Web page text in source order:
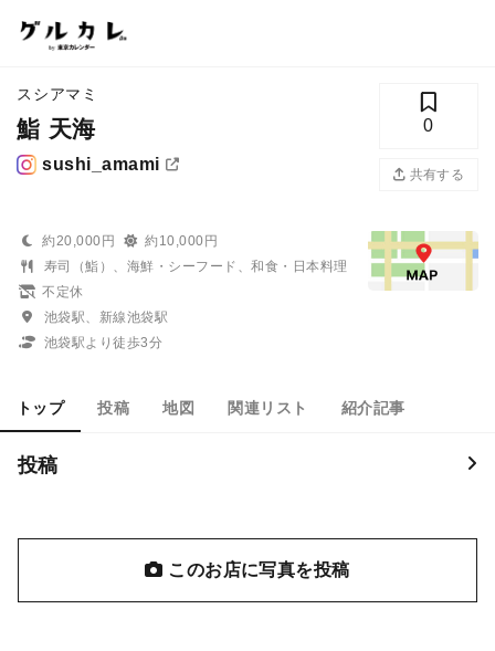
スシアマミ
鮨 天海
sushi_amami
0
共有する
約20,000円
約10,000円
寿司（鮨）、海鮮・シーフード、和食・日本料理
不定休
池袋駅、新線池袋駅
池袋駅より徒歩3分
トップ 投稿 地図 関連リスト 紹介記事
投稿
このお店に写真を投稿